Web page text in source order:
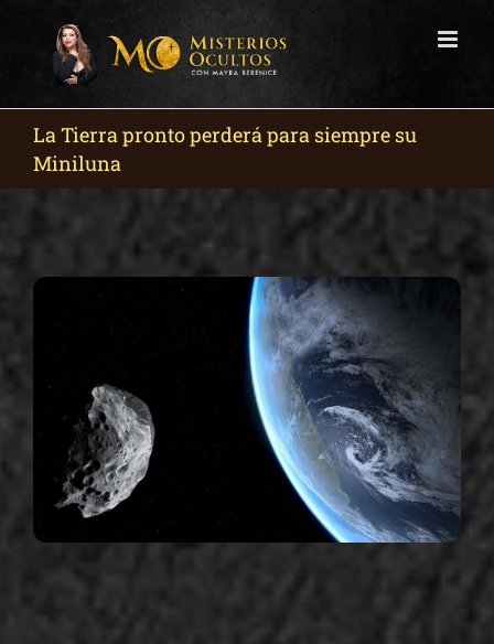
La Tierra pronto perderá para siempre su
Miniluna